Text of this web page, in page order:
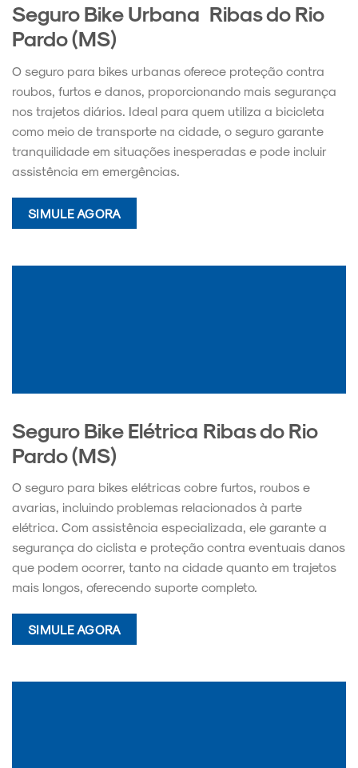
Seguro Bike Urbana Ribas do Rio
Pardo (MS)
O seguro para bikes urbanas oferece proteção contra
roubos, furtos e danos, proporcionando mais segurança
nos trajetos diários. Ideal para quem utiliza a bicicleta
como meio de transporte na cidade, o seguro garante
tranquilidade em situações inesperadas e pode incluir
assistência em emergências.
SIMULE AGORA
Seguro Bike Elétrica Ribas do Rio
Pardo (MS)
O seguro para bikes elétricas cobre furtos, roubos e
avarias, incluindo problemas relacionados à parte
elétrica. Com assistência especializada, ele garante a
segurança do ciclista e proteção contra eventuais danos
que podem ocorrer, tanto na cidade quanto em trajetos
mais longos, oferecendo suporte completo.
SIMULE AGORA